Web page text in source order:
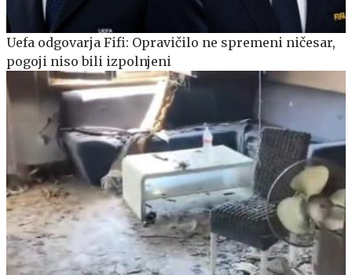
Uefa odgovarja Fifi: Opravičilo ne spremeni ničesar,
pogoji niso bili izpolnjeni